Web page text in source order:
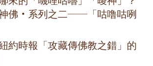
佛‧系列之二──「咕噜咕咧
約時報「攻藏傳佛教之錯」的